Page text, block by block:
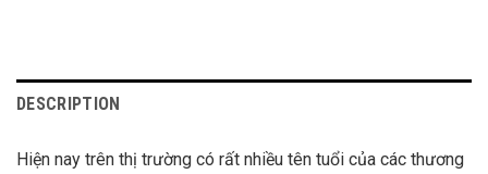
DESCRIPTION
Hiện nay trên thị trường có rất nhiều tên tuổi của các thương